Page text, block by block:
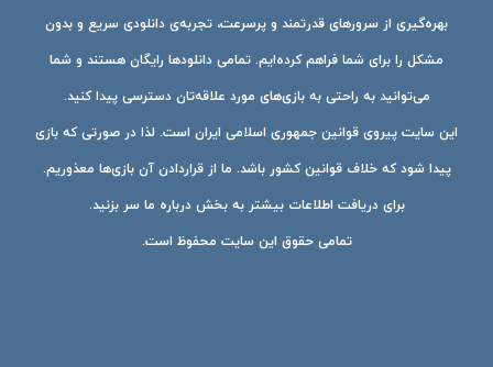
بهره‌گیری از سرورهای قدرتمند و پرسرعت، تجربه‌ی دانلودی سریع و بدون
مشکل را برای شما فراهم کرده‌ایم. تمامی دانلودها رایگان هستند و شما
می‌توانید به راحتی به بازی‌های مورد علاقه‌تان دسترسی پیدا کنید.
این سایت پیروی قوانین جمهوری اسلامی ایران است. لذا در صورتی که بازی
پیدا شود که خلاف قوانین کشور باشد. ما از قراردادن آن بازی‌ها معذوریم.
برای دریافت اطلاعات بیشتر به بخش درباره ما سر بزنید.
تمامی حقوق این سایت محفوظ است.